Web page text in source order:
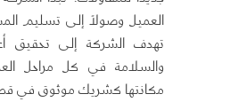
العميل وصولاً إلى تسليم
تهدف الشركة إلى تحقيق
والسلامة في كل مراحل
مكانتها كشريك موثوق في